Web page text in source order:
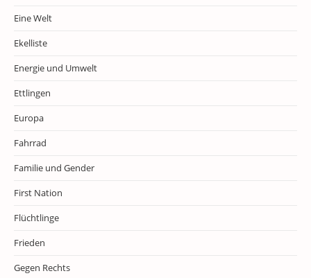
Eine Welt
Ekelliste
Energie und Umwelt
Ettlingen
Europa
Fahrrad
Familie und Gender
First Nation
Flüchtlinge
Frieden
Gegen Rechts